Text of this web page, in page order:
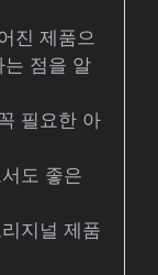
진 제품으
는 점을 알
필요한 아
도 좋은
지널 제품